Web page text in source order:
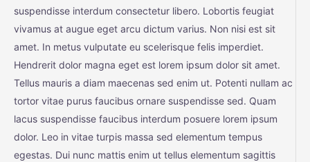
suspendisse interdum consectetur libero. Lobortis feugiat
vivamus at augue eget arcu dictum varius. Non nisi est sit
amet. In metus vulputate eu scelerisque felis imperdiet.
Hendrerit dolor magna eget est lorem ipsum dolor sit amet.
Tellus mauris a diam maecenas sed enim ut. Potenti nullam ac
tortor vitae purus faucibus ornare suspendisse sed. Quam
lacus suspendisse faucibus interdum posuere lorem ipsum
dolor. Leo in vitae turpis massa sed elementum tempus
egestas. Dui nunc mattis enim ut tellus elementum sagittis